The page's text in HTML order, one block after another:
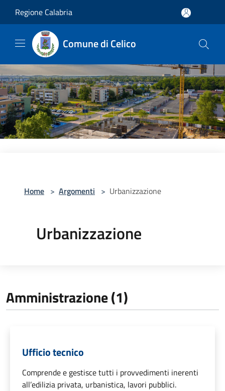
Regione Calabria
Comune di Celico
Home > Argomenti > Urbanizzazione
Urbanizzazione
Amministrazione (1)
Ufficio tecnico
Comprende e gestisce tutti i provvedimenti inerenti
all’edilizia privata, urbanistica, lavori pubblici.